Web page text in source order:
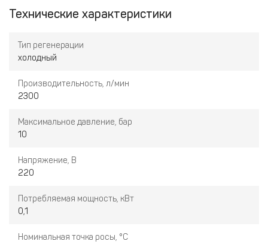
Технические характеристики
Тип регенерации
холодный
Производительность, л/мин
2300
Максимальное давление, бар
10
Напряжение, В
220
Потребляемая мощность, кВт
0,1
Номинальная точка росы, °C